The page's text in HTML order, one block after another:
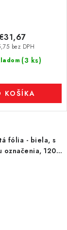
(3 ks)
bez DPH
KOŠÍKA
fólia - biela, s
označenia, 120 x